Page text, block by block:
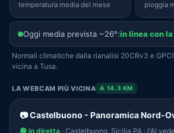
temperatura media del mese pioggia
Oggi media prevista ~26°:in linea con la
Normali climatiche dalla rianalisi 20CRv3 e
vicina a Tusa.
LA WEBCAM PIÙ VICINA A 14.3 KM
📷 Castelbuono - Panoramica Nord-
🟢 in diretta · Castelbuono, Sicilia PA · l'AI